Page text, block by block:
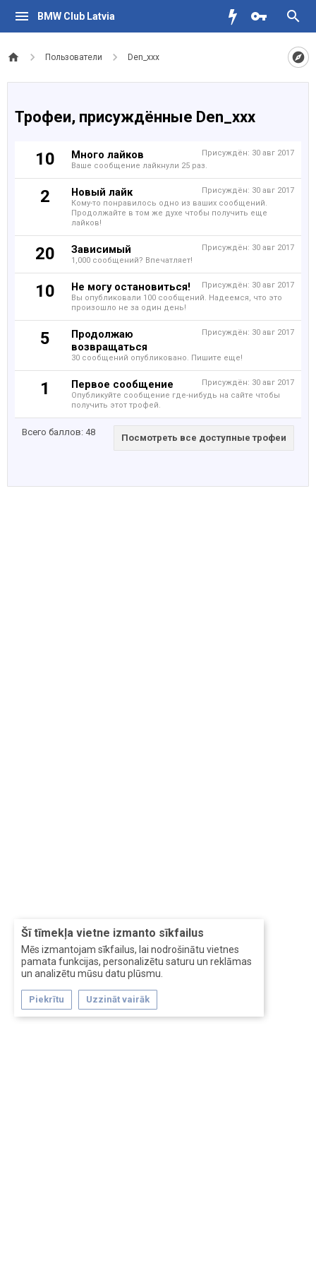
BMW Club Latvia
Пользователи Den_xxx
Šī tīmekļa vietne izmanto sīkfailus
Mēs izmantojam sīkfailus, lai nodrošinātu vietnes
pamata funkcijas, personalizētu saturu un reklāmas
un analizētu mūsu datu plūsmu.
Piekrītu Uzzināt vairāk
Трофеи, присуждённые Den_xxx
10 Присуждён: 30 авг 2017
Много лайков
Ваше сообщение лайкнули 25 раз.
2 Присуждён: 30 авг 2017
Новый лайк
Кому-то понравилось одно из ваших сообщений.
Продолжайте в том же духе чтобы получить еще
лайков!
20 Присуждён: 30 авг 2017
Зависимый
1,000 сообщений? Впечатляет!
10 Присуждён: 30 авг 2017
Не могу остановиться!
Вы опубликовали 100 сообщений. Надеемся, что это
произошло не за один день!
5 Присуждён: 30 авг 2017
Продолжаю
возвращаться
30 сообщений опубликовано. Пишите еще!
1 Присуждён: 30 авг 2017
Первое сообщение
Опубликуйте сообщение где-нибудь на сайте чтобы
получить этот трофей.
Всего баллов: 48
Посмотреть все доступные трофеи